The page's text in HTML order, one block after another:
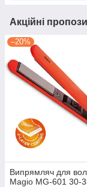
Акційні
–20%
Випрямляч для
Magio MG-601 30-